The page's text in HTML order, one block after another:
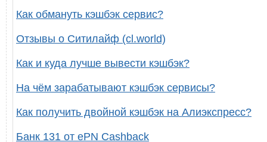
Как обмануть кэшбэк сервис?
Отзывы о Ситилайф (cl.world)
Как и куда лучше вывести кэшбэк?
На чём зарабатывают кэшбэк сервисы?
Как получить двойной кэшбэк на Алиэкспресс?
Банк 131 от ePN Cashback